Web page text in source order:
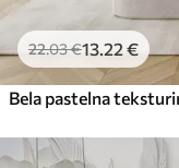
22.03€13 .22 €